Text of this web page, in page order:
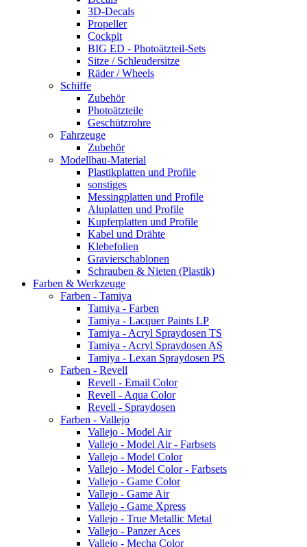
3D-Decals
Propeller
Cockpit
BIG ED - Photoätzteil-Sets
Sitze / Schleudersitze
Räder / Wheels
Schiffe
Zubehör
Photoätzteile
Geschützrohre
Fahrzeuge
Zubehör
Modellbau-Material
Plastikplatten und Profile
sonstiges
Messingplatten und Profile
Aluplatten und Profile
Kupferplatten und Profile
Kabel und Drähte
Klebefolien
Gravierschablonen
Schrauben & Nieten (Plastik)
Farben & Werkzeuge
Farben - Tamiya
Tamiya - Farben
Tamiya - Lacquer Paints LP
Tamiya - Acryl Spraydosen TS
Tamiya - Acryl Spraydosen AS
Tamiya - Lexan Spraydosen PS
Farben - Revell
Revell - Email Color
Revell - Aqua Color
Revell - Spraydosen
Farben - Vallejo
Vallejo - Model Air
Vallejo - Model Air - Farbsets
Vallejo - Model Color
Vallejo - Model Color - Farbsets
Vallejo - Game Color
Vallejo - Game Air
Vallejo - Game Xpress
Vallejo - True Metallic Metal
Vallejo - Panzer Aces
Vallejo - Mecha Color